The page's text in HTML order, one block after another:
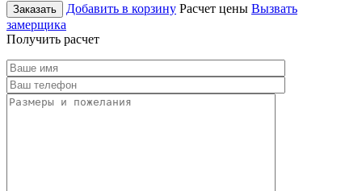
Заказать Добавить в корзину Расчет цены Вызвать
замерщика
Получить расчет